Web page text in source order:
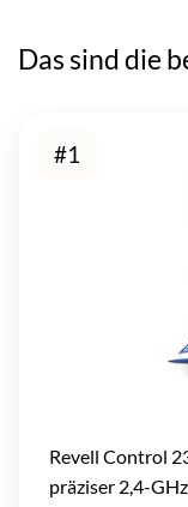
Das sind die
#1
Revell Control
präziser 2,4-